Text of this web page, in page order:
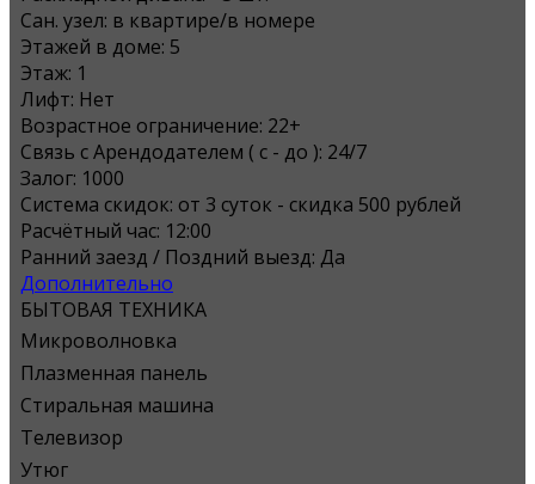
Сан. узел: в квартире/в номере
Этажей в доме: 5
Этаж: 1
Лифт: Нет
Возрастное ограничение: 22+
Связь с Арендодателем ( с - до ): 24/7
Залог: 1000
Система скидок: от 3 суток - скидка 500 рублей
Расчётный час: 12:00
Ранний заезд / Поздний выезд: Да
Дополнительно
БЫТОВАЯ ТЕХНИКА
Микроволновка
Плазменная панель
Стиральная машина
Телевизор
Утюг